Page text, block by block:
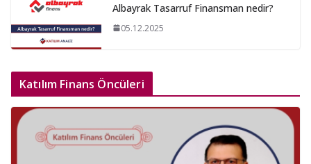
Albayrak Tasarruf Finansman nedir?
05.12.2025
Katılım Finans Öncüleri